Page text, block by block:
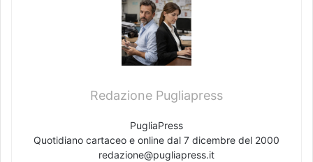
Redazione Pugliapress
PugliaPress
Quotidiano cartaceo e online dal 7 dicembre del 2000
redazione@pugliapress.it